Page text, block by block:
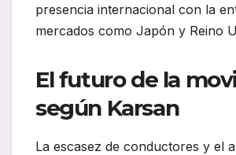
presencia internacional con la
mercados como Japón y Reino
El futuro de la
según Karsan
La escasez de conductores y el